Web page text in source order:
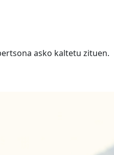
asko kaltetu zituen.